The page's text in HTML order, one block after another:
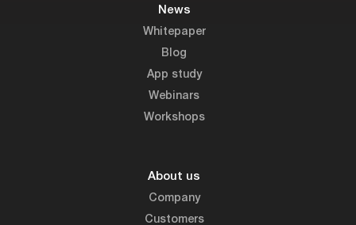
News
Whitepaper
Blog
App study
Webinars
Workshops
About us
Company
Customers